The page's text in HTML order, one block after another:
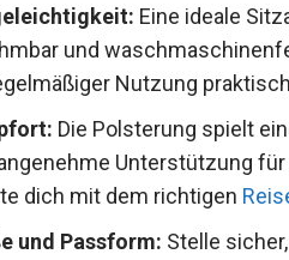
Eine ideale
und
Nutzung
Die Polsterung spielt
Unterstützung
dich mit dem richtigen
und Passform: Stelle